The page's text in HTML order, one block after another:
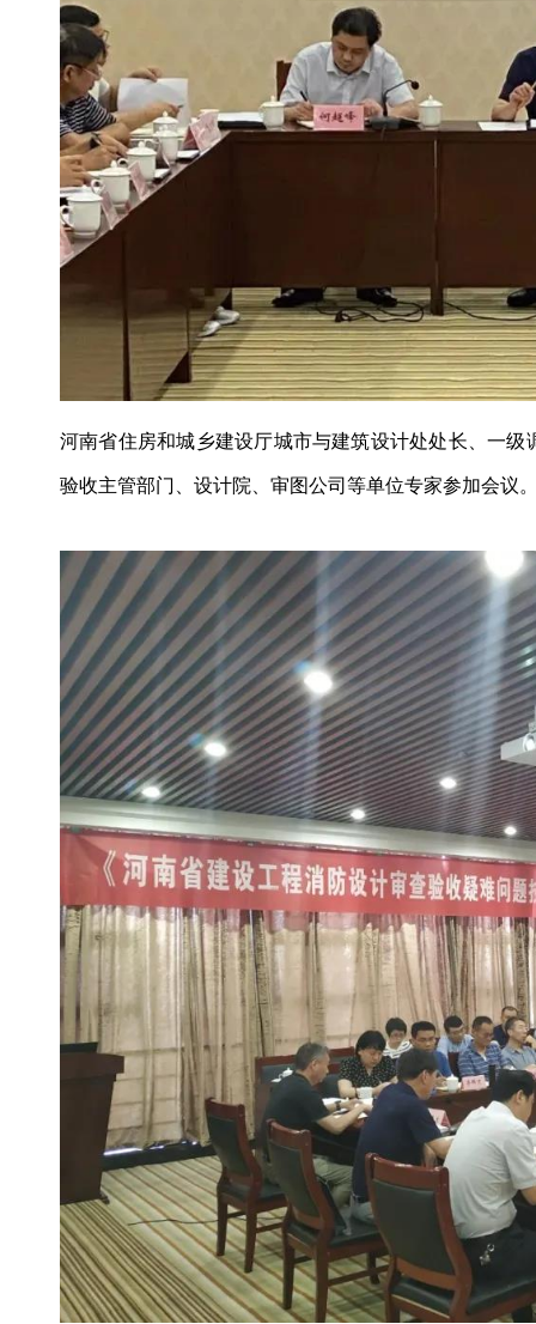
河南省住房和城乡建设厅城市与建筑设计处处长、一
验收主管部门、设计院、审图公司等单位专家参加会议